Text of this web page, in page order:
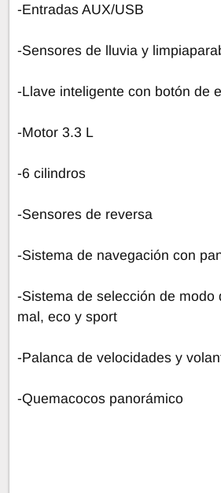
-Entradas AUX/USB
-Sensores de lluvia y
-Llave inteligente con botón de
-Motor 3.3 L
-6 cilindros
-Sensores de reversa
-Sistema de navegación con
-Sistema de selección de modo
mal, eco y sport
-Palanca de velocidades y
-Quemacocos panorámico